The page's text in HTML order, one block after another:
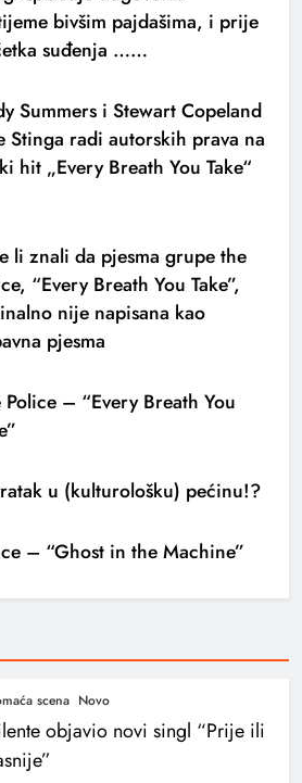
bivšim pajdašima, i prije
suđenja ……
Summers i Stewart Copeland
Stinga radi autorskih prava na
hit „Every Breath You Take“
li znali da pjesma grupe the
“Every Breath You Take”,
nije napisana kao
pjesma
Police – “Every Breath You
u (kulturološku) pećinu!?
– “Ghost in the Machine”
scena Novo
objavio novi singl “Prije ili